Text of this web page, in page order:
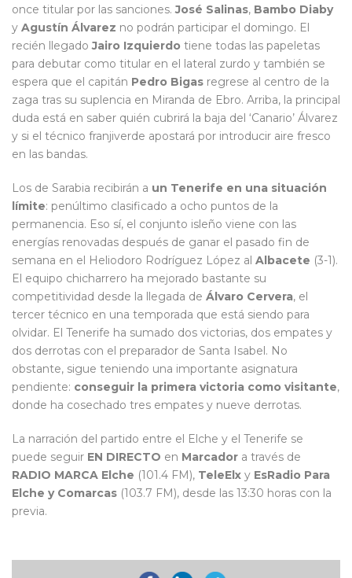
once titular por las sanciones.José Salinas, Bambo Diaby
y Agustín Álvarez no podrán participar el domingo. El
recién llegadoJairo Izquierdo tiene todas las papeletas
para debutar como titular en el lateral zurdo y también se
espera que el capitán Pedro Bigas regrese al centro de la
zaga tras su suplencia en Miranda de Ebro. Arriba, la principal
duda está en saber quién cubrirá la baja del ‘Canario’ Álvarez
y si el técnico franjiverde apostará por introducir aire fresco
en las bandas.
Los de Sarabia recibirán a un Tenerife en una situación
límite: penúltimo clasificado a ocho puntos de la
permanencia. Eso sí, el conjunto isleño viene con las
energías renovadas después de ganar el pasado fin de
semana en el Heliodoro Rodríguez López al Albacete (3-1).
El equipo chicharrero ha mejorado bastante su
competitividad desde la llegada de Álvaro Cervera, el
tercer técnico en una temporada que está siendo para
olvidar. El Tenerife ha sumado dos victorias, dos empates y
dos derrotas con el preparador de Santa Isabel. No
obstante, sigue teniendo una importante asignatura
pendiente: conseguir la primera victoria como visitante,
donde ha cosechado tres empates y nueve derrotas.
La narración del partido entre el Elche y el Tenerife se
puede seguir EN DIRECTO en Marcador a través de
RADIO MARCA Elche (101.4 FM), TeleElx y EsRadio Para
Elche y Comarcas (103.7 FM), desde las 13:30 horas con la
previa.